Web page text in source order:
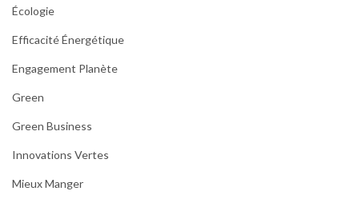
Écologie
Efficacité Énergétique
Engagement Planète
Green
Green Business
Innovations Vertes
Mieux Manger